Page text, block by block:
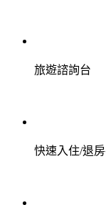
旅遊諮詢台
快速入住/退